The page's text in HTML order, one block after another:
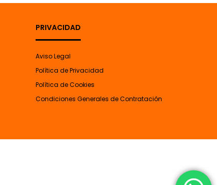
PRIVACIDAD
Aviso Legal
Política de Privacidad
Política de Cookies
Condiciones Generales de Contratación